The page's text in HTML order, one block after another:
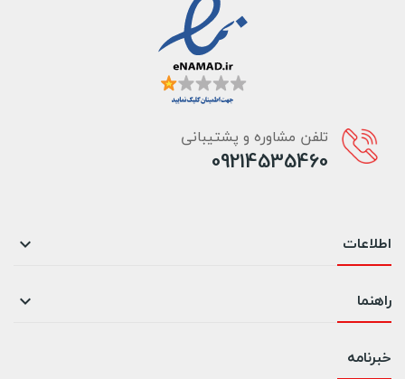
تلفن مشاوره و پشتیبانی
09214535460
اطلاعات 
راهنما 
خبرنامه